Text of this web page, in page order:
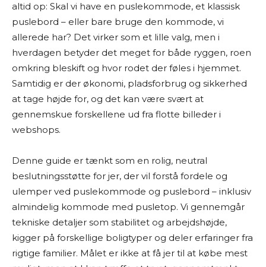
sammenligne muligheder og dele min research
med andre, der også vil finde det bedste valg til
hjemmet.
Jeg laver ikke fysiske tests af produkterne selv.
Mine “tests” og anbefalinger er baseret på
grundig research. Det betyder, at jeg læser
producentoplysninger, forhandlerbeskrivelser,
brugeranmeldelser, ekspertvurderinger og
danske og udenlandske hjemmesider. På den
baggrund vurderer jeg fordele og ulemper ved
produkterne og giver mine personlige
anbefalinger.
Jeg bestræber mig på at give et godt overblik
og formidle information på en letforståelig
altid op: Skal vi have en puslekommode, et klassisk
puslebord – eller bare bruge den kommode, vi
allerede har? Det virker som et lille valg, men i
hverdagen betyder det meget for både ryggen, roen
omkring bleskift og hvor rodet der føles i hjemmet.
Samtidig er der økonomi, pladsforbrug og sikkerhed
at tage højde for, og det kan være svært at
gennemskue forskellene ud fra flotte billeder i
webshops.
Denne guide er tænkt som en rolig, neutral
beslutningsstøtte for jer, der vil forstå fordele og
ulemper ved puslekommode og puslebord – inklusiv
almindelig kommode med pusletop. Vi gennemgår
tekniske detaljer som stabilitet og arbejdshøjde,
kigger på forskellige boligtyper og deler erfaringer fra
rigtige familier. Målet er ikke at få jer til at købe mest